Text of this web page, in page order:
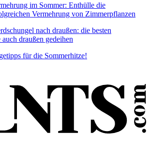
im Sommer: Enthülle die
Vermehrung von Zimmerpflanzen
nach draußen: die besten
draußen gedeihen
für die Sommerhitze!